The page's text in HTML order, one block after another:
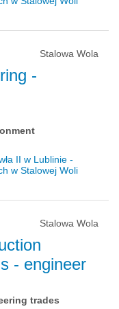
Stalowa Wola
-
II w Lublinie -
w Stalowej Woli
Stalowa Wola
- engineer
trades